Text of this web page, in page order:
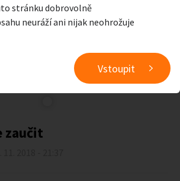
Přidat inzerát
zaučit
stránku dobrovolně
neuráží ani nijak neohrožuje
Vstoupit